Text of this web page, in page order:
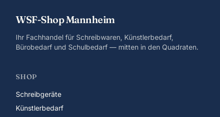
WSF-Shop Mannheim
Ihr Fachhandel für Schreibwaren, Künstlerbedarf,
Bürobedarf und Schulbedarf — mitten in den Quadraten.
SHOP
Schreibgeräte
Künstlerbedarf